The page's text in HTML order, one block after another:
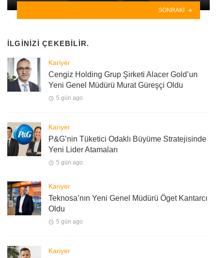
SONRAKI
İLGINIZI ÇEKEBILIR.
Kariyer
Cengiz Holding Grup Şirketi Alacer Gold’un
Yeni Genel Müdürü Murat Güreşçi Oldu
5 gün ago
Kariyer
P&G’nin Tüketici Odaklı Büyüme Stratejisinde
Yeni Lider Atamaları
5 gün ago
Kariyer
Teknosa’nın Yeni Genel Müdürü Öget Kantarcı
Oldu
5 gün ago
Kariyer